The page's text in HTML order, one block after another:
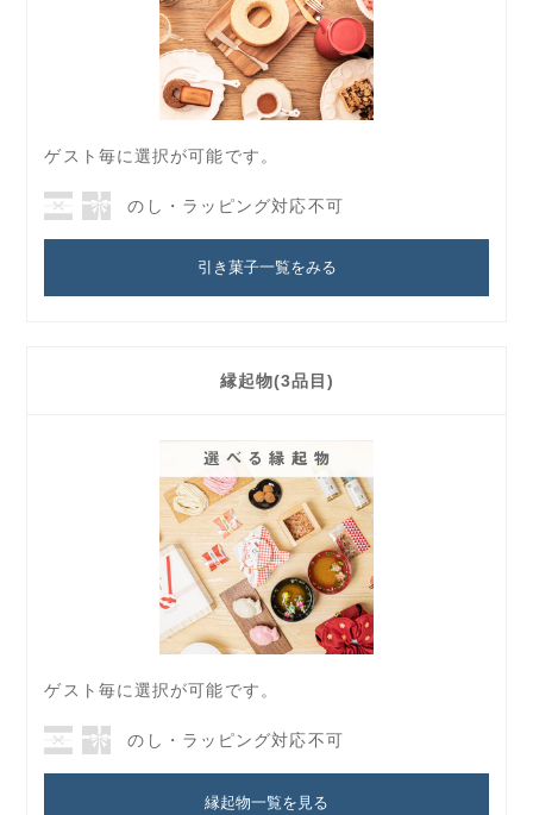
ゲスト毎に選択が可能です。
のし・ラッピング対応不可
引き菓子一覧をみる
縁起物(3品目)
ゲスト毎に選択が可能です。
のし・ラッピング対応不可
縁起物一覧を見る